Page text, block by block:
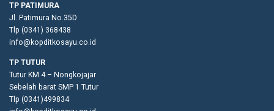
TP PATIMURA
Jl. Patimura No.35D
Tlp (0341) 368438
info@kopditkosayu.co.id
TP TUTUR
Tutur KM 4 – Nongkojajar
Sebelah barat SMP 1 Tutur
Tlp (0341)499834